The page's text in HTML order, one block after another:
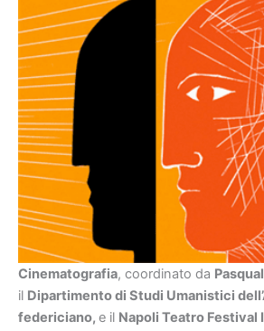
Cinematografia, coordinato da
il Dipartimento di Studi Umanistici
federiciano, e il Napoli Teatro Festival